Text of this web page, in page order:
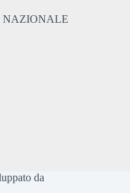
NAZIONALE
da